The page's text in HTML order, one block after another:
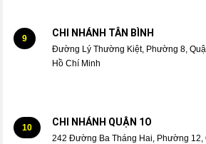
9 CHI NHÁNH TÂN BÌNH
Đường Lý Thường Kiệt, Phường 8,
Hồ Chí Minh
10 CHI NHÁNH QUẬN 1O
242 Đường Ba Tháng Hai, Phường 12,